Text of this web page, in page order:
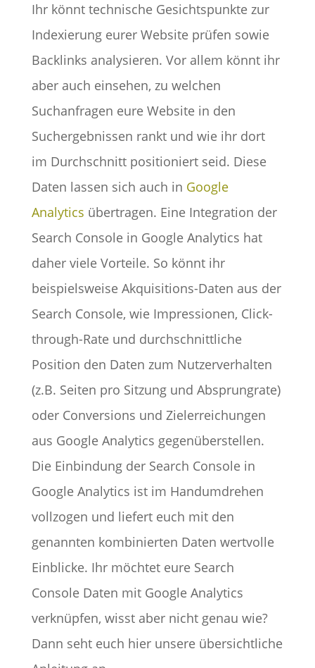
Ihr könnt technische Gesichtspunkte zur
Indexierung eurer Website prüfen sowie
Backlinks analysieren. Vor allem könnt ihr
aber auch einsehen, zu welchen
Suchanfragen eure Website in den
Suchergebnissen rankt und wie ihr dort
im Durchschnitt positioniert seid. Diese
Daten lassen sich auch in Google
Analytics übertragen. Eine Integration der
Search Console in Google Analytics hat
daher viele Vorteile. So könnt ihr
beispielsweise Akquisitions-Daten aus der
Search Console, wie Impressionen, Click-
through-Rate und durchschnittliche
Position den Daten zum Nutzerverhalten
(z.B. Seiten pro Sitzung und Absprungrate)
oder Conversions und Zielerreichungen
aus Google Analytics gegenüberstellen.
Die Einbindung der Search Console in
Google Analytics ist im Handumdrehen
vollzogen und liefert euch mit den
genannten kombinierten Daten wertvolle
Einblicke. Ihr möchtet eure Search
Console Daten mit Google Analytics
verknüpfen, wisst aber nicht genau wie?
Dann seht euch hier unsere übersichtliche